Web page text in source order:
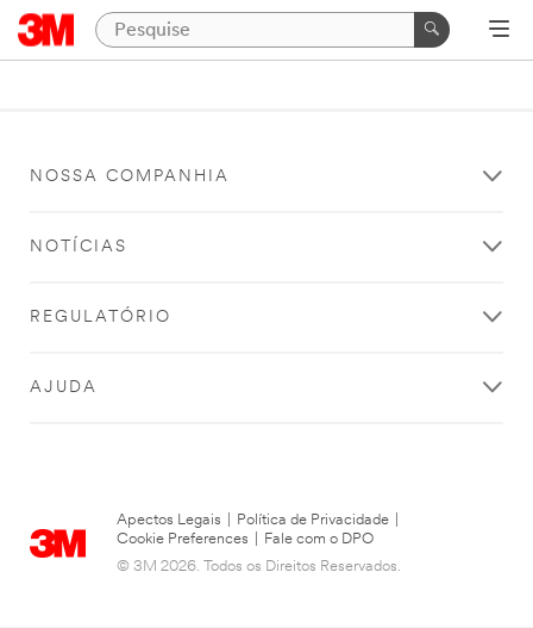
NOSSA COMPANHIA
NOTÍCIAS
REGULATÓRIO
AJUDA
Apectos Legais Política de Privacidade
Cookie Preferences
Fale com o DPO
© 3M 2026. Todos os Direitos Reservados.